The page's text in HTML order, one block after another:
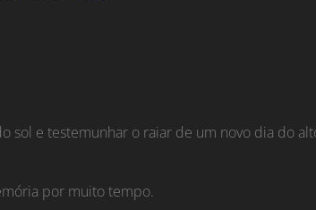
sol e testemunhar o raiar de um novo dia do
por muito tempo.